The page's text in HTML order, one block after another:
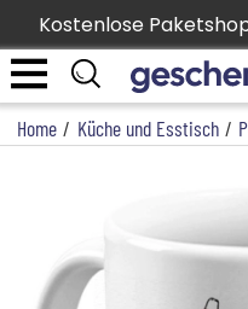
Kostenlose
Home / Küche und Esstisch /